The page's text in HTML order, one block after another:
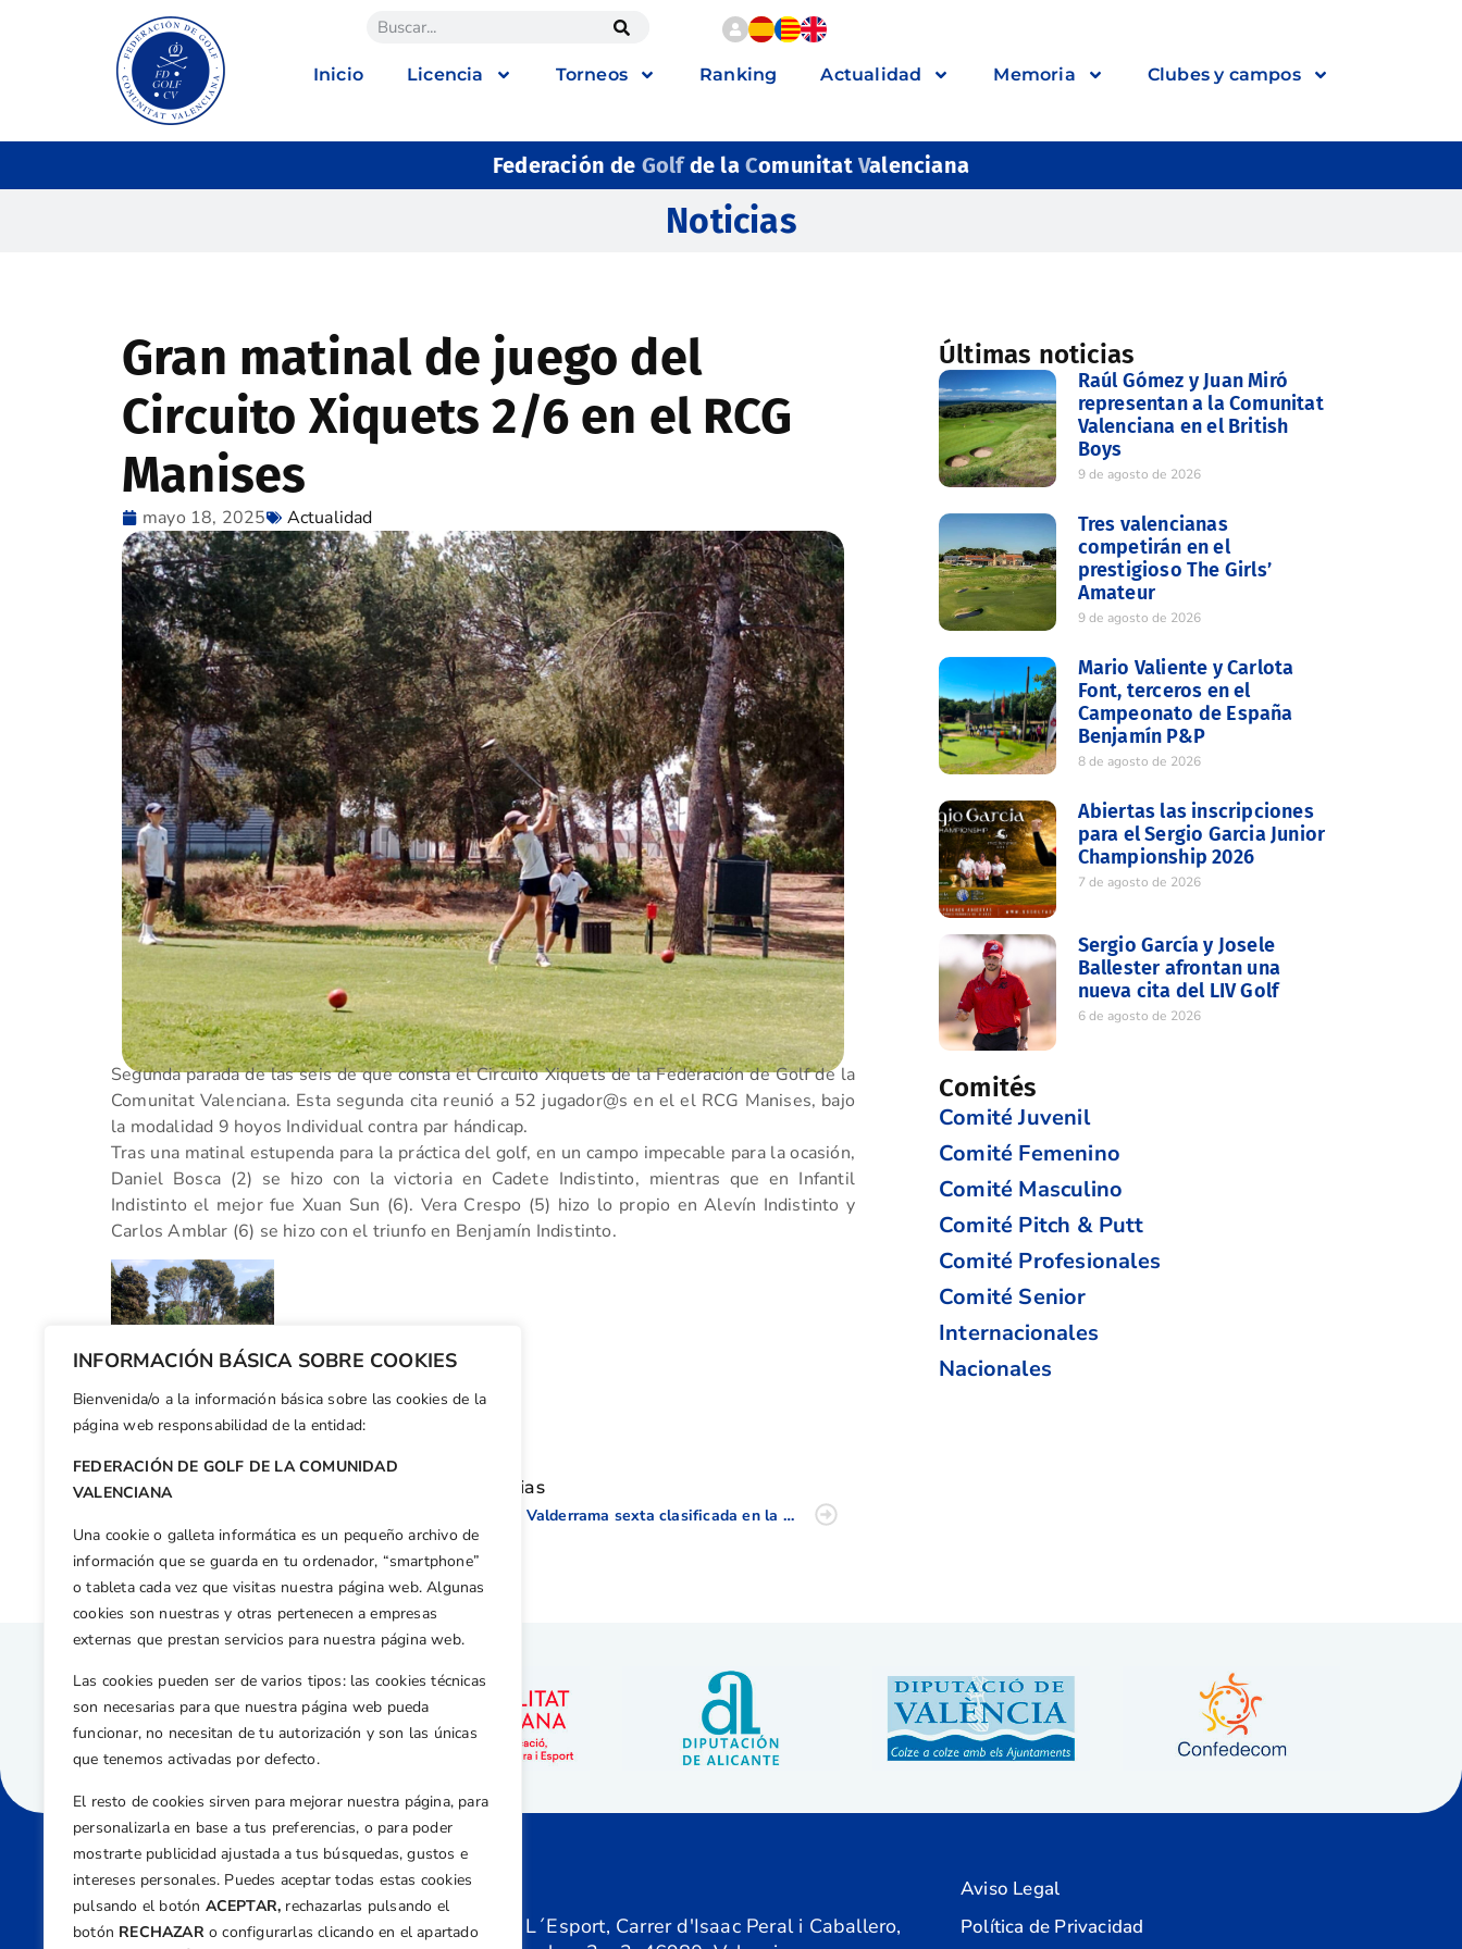
INFORMACIÓN BÁSICA SOBRE COOKIES
Bienvenida/o a la información básica sobre las cookies de la
página web responsabilidad de la entidad:
FEDERACIÓN DE GOLF DE LA COMUNIDAD
VALENCIANA
Una cookie o galleta informática es un pequeño archivo de
información que se guarda en tu ordenador, “smartphone”
o tableta cada vez que visitas nuestra página web. Algunas
cookies son nuestras y otras pertenecen a empresas
externas que prestan servicios para nuestra página web.
Las cookies pueden ser de varios tipos: las cookies técnicas
son necesarias para que nuestra página web pueda
funcionar, no necesitan de tu autorización y son las únicas
que tenemos activadas por defecto.
El resto de cookies sirven para mejorar nuestra página, para
personalizarla en base a tus preferencias, o para poder
mostrarte publicidad ajustada a tus búsquedas, gustos e
intereses personales. Puedes aceptar todas estas cookies
pulsando el botón ACEPTAR, rechazarlas pulsando el
botón RECHAZARo configurarlas clicando en el apartado
Inicio Licencia Torneos Ranking Actualidad Memoria Clubes y campos
Federación de Golfde la ComunitatValenciana
Noticias
Gran matinal de juego del
Circuito Xiquets 2/6 en el RCG
Manises
mayo 18, 2025 Actualidad
Segunda parada de las seis de que consta el Circuito Xiquets de la Federación de Golf de la
Comunitat Valenciana. Esta segunda cita reunió a 52 jugador@s en el el RCG Manises, bajo
la modalidad 9 hoyos Individual contra par hándicap.
Tras una matinal estupenda para la práctica del golf, en un campo impecable para la ocasión,
Daniel Bosca (2) se hizo con la victoria en Cadete Indistinto, mientras que en Infantil
Indistinto el mejor fue Xuan Sun (6). Vera Crespo (5) hizo lo propio en Alevín Indistinto y
Carlos Amblar (6) se hizo con el triunfo en Benjamín Indistinto.
Facebook
X WhatsApp
LinkedIn
Email
Otras noticias
Lucía Valderrama sexta clasificada en la Copa de Cataluña Femenina 2025
Últimas noticias
Raúl Gómez y Juan Miró
representan a la Comunitat
Valenciana en el British
Boys
9 de agosto de 2026
Tres valencianas
competirán en el
prestigioso The Girls’
Amateur
9 de agosto de 2026
Mario Valiente y Carlota
Font, terceros en el
Campeonato de España
Benjamín P&P
8 de agosto de 2026
Abiertas las inscripciones
para el Sergio Garcia Junior
Championship 2026
7 de agosto de 2026
Sergio García y Josele
Ballester afrontan una
nueva cita del LIV Golf
6 de agosto de 2026
Comités
Comité Juvenil
Comité Femenino
Comité Masculino
Comité Pitch & Putt
Comité Profesionales
Comité Senior
Internacionales
Nacionales
Dirección
Centre de L´Esport, Carrer d'Isaac Peral i Caballero,
Aviso Legal
Política de Privacidad